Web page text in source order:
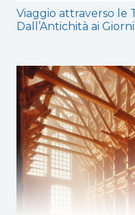
Viaggio attraverso le
Dall’Antichità ai